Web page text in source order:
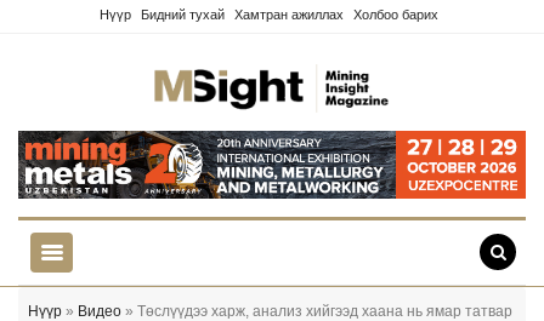
Нүүр Бидний тухай Хамтран ажиллах Холбоо барих
Нүүр » Видео » Төслүүдээ харж, анализ хийгээд хаана нь ямар татвар